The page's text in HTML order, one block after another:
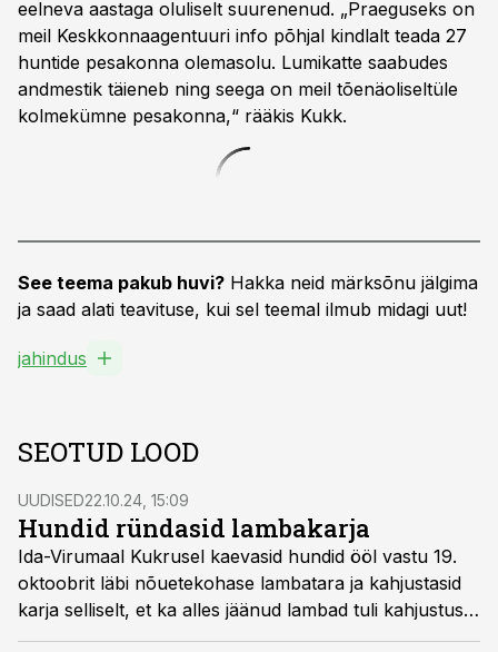
eelneva aastaga oluliselt suurenenud. „Praeguseks on
meil Keskkonnaagentuuri info põhjal kindlalt teada 27
huntide pesakonna olemasolu. Lumikatte saabudes
andmestik täieneb ning seega on meil tõenäoliseltüle
kolmekümne pesakonna,“ rääkis Kukk.
See teema pakub huvi? Hakka neid märksõnu jälgima
ja saad alati teavituse, kui sel teemal ilmub midagi uut!
jahindus
SEOTUD LOOD
UUDISED22.10.24, 15:09
Hundid ründasid lambakarja
Ida-Virumaal Kukrusel kaevasid hundid ööl vastu 19.
oktoobrit läbi nõuetekohase lambatara ja kahjustasid
karja selliselt, et ka alles jäänud lambad tuli kahjustuste
tõttu hukata, vahendab Eesti Jahimeeste Selts.